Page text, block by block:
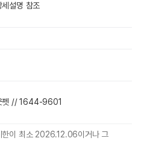
세설명 참조
펫 // 1644-9601
한이 최소 2026.12.06이거나 그